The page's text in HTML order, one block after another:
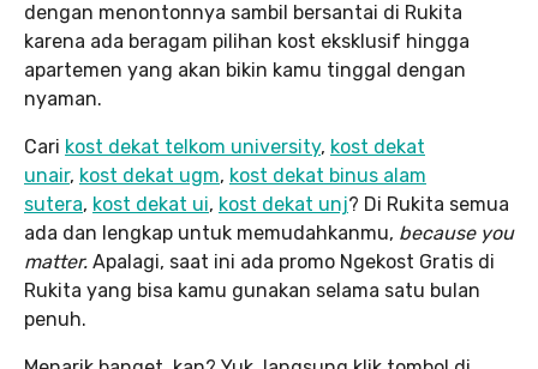
dengan menontonnya sambil bersantai di Rukita
karena ada beragam pilihan kost eksklusif hingga
apartemen yang akan bikin kamu tinggal dengan
nyaman.
Cari kost dekat telkom university, kost dekat
unair, kost dekat ugm, kost dekat binus alam
sutera, kost dekat ui, kost dekat unj? Di Rukita semua
ada dan lengkap untuk memudahkanmu, because you
matter. Apalagi, saat ini ada promo Ngekost Gratis di
Rukita yang bisa kamu gunakan selama satu bulan
penuh.